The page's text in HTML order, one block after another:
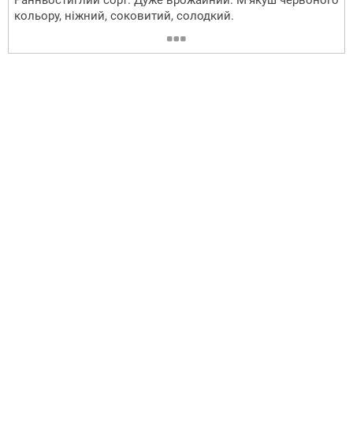
кольору, ніжний, соковитий, солодкий.